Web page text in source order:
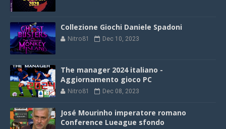
Collezione Giochi Daniele Spadoni
Nitro81 Dec 10, 2023
The manager 2024 italiano -
Aggiornamento gioco PC
Nitro81 Dec 08, 2023
José Mourinho imperatore romano
Conference Lueague sfondo